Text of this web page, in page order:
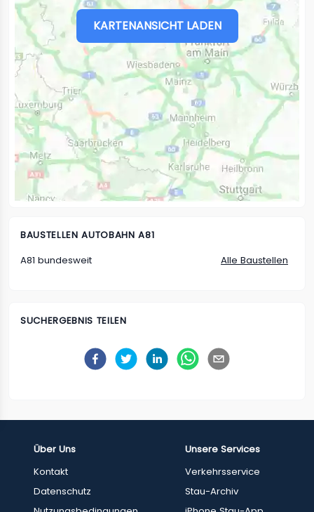
KARTENANSICHT LADEN
BAUSTELLENAUTOBAHN A81
A81 bundesweit
Alle Baustellen
SUCHERGEBNIS TEILEN
Über Uns
Kontakt
Datenschutz
Unsere Services
Verkehrsservice
Stau-Archiv